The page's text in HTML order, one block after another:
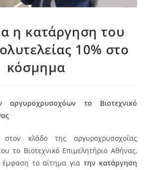
η κατάργηση του
10% στο
κόσμημα
το Βιοτεχνικό
κλάδο της αργυροχρυσοχοΐας
το Βιοτεχνικό Επιμελητήριο Αθήνας,
έμφαση το αίτημα γιατην κατάργηση